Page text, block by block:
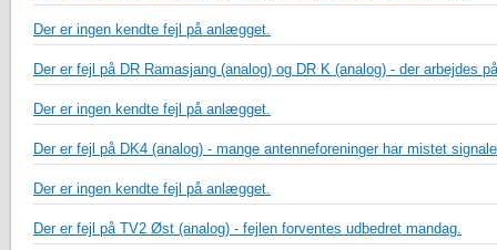
Der er ingen kendte fejl på anlægget.
Der er fejl på DR Ramasjang (analog) og DR K (analog) - der arbejdes
Der er ingen kendte fejl på anlægget.
Der er fejl på DK4 (analog) - mange antenneforeninger har mistet
Der er ingen kendte fejl på anlægget.
Der er fejl på TV2 Øst (analog) - fejlen forventes udbedret mandag.